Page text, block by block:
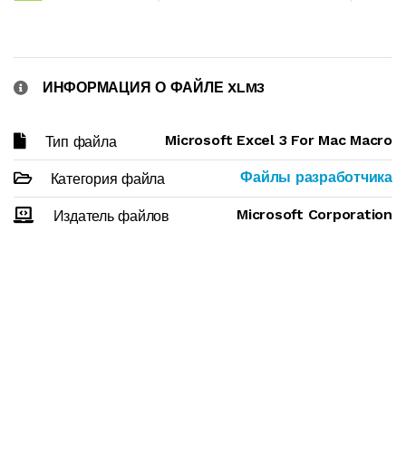
ИНФОРМАЦИЯ О ФАЙЛЕ XLM3
Тип файла Microsoft Excel 3 For Mac Macro
Категория файла Файлы разработчика
Издатель файлов Microsoft Corporation